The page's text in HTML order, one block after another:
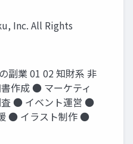
Inc. All Rights
副業 01 02 知財系 非
作成 ● マーケティ
● イベント運営 ●
● イラスト制作 ●